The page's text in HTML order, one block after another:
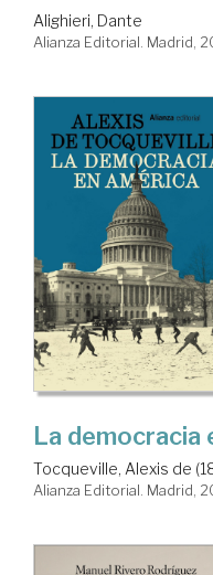
Alighieri, Dante
Alianza Editorial. Madrid,
La democracia
Tocqueville, Alexis de
Alianza Editorial. Madrid,